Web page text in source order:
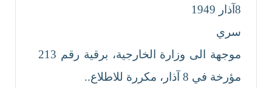
8آذار 1949
سري
موجهة الى وزارة الخارجية، برقية رقم 213
مؤرخة في 8 آذار، مكررة للاطلاع..